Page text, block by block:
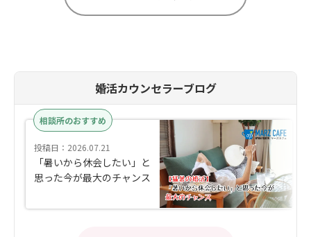
婚活カウンセラーブログ
相談所のおすすめ
投稿日：2026.07.21
「暑いから休会したい」と
思った今が最大のチャンス